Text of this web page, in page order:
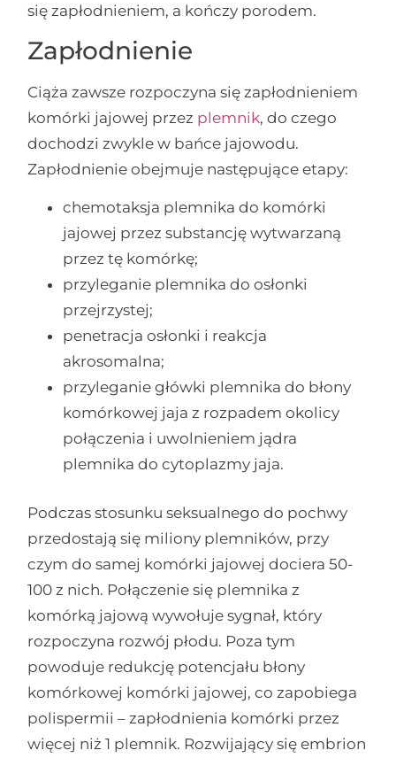
się zapłodnieniem, a kończy porodem.
Zapłodnienie
Ciąża zawsze rozpoczyna się zapłodnieniem
komórki jajowej przez plemnik, do czego
dochodzi zwykle w bańce jajowodu.
Zapłodnienie obejmuje następujące etapy:
chemotaksja plemnika do komórki
jajowej przez substancję wytwarzaną
przez tę komórkę;
przyleganie plemnika do osłonki
przejrzystej;
penetracja osłonki i reakcja
akrosomalna;
przyleganie główki plemnika do błony
komórkowej jaja z rozpadem okolicy
połączenia i uwolnieniem jądra
plemnika do cytoplazmy jaja.
Podczas stosunku seksualnego do pochwy
przedostają się miliony plemników, przy
czym do samej komórki jajowej dociera 50-
100 z nich. Połączenie się plemnika z
komórką jajową wywołuje sygnał, który
rozpoczyna rozwój płodu. Poza tym
powoduje redukcję potencjału błony
komórkowej komórki jajowej, co zapobiega
polispermii – zapłodnienia komórki przez
więcej niż 1 plemnik. Rozwijający się embrion